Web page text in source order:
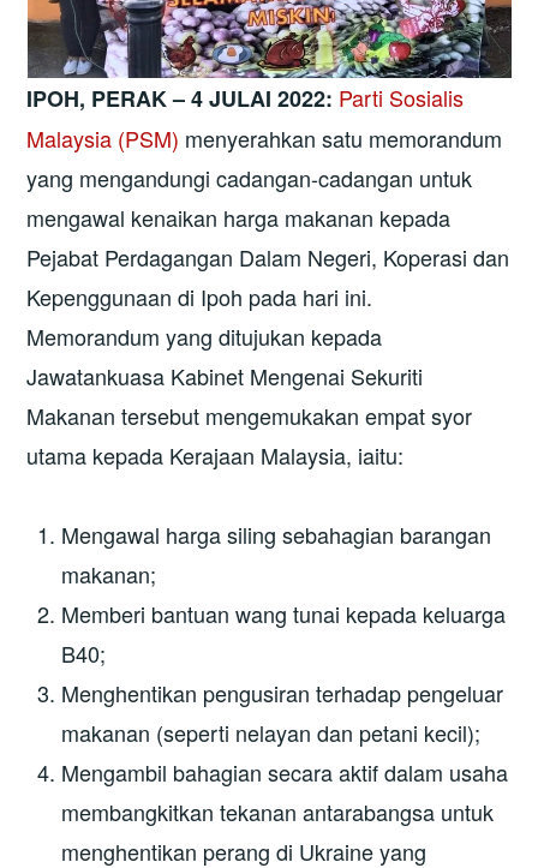
IPOH, PERAK – 4 JULAI 2022: Parti Sosialis
Malaysia (PSM) menyerahkan satu memorandum
yang mengandungi cadangan-cadangan untuk
mengawal kenaikan harga makanan kepada
Pejabat Perdagangan Dalam Negeri, Koperasi dan
Kepenggunaan di Ipoh pada hari ini.
Memorandum yang ditujukan kepada
Jawatankuasa Kabinet Mengenai Sekuriti
Makanan tersebut mengemukakan empat syor
utama kepada Kerajaan Malaysia, iaitu:
Mengawal harga siling sebahagian barangan
makanan;
Memberi bantuan wang tunai kepada keluarga
B40;
Menghentikan pengusiran terhadap pengeluar
makanan (seperti nelayan dan petani kecil);
Mengambil bahagian secara aktif dalam usaha
membangkitkan tekanan antarabangsa untuk
menghentikan perang di Ukraine yang